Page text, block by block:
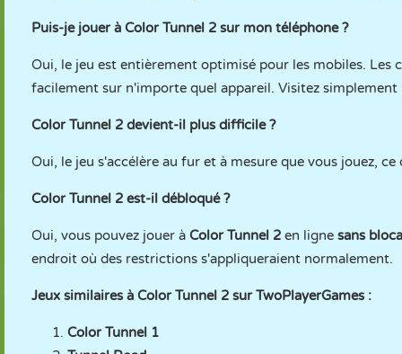
Puis-je jouer à Color Tunnel 2 sur mon téléphone ?
Oui, le jeu est entièrement optimisé pour les mobiles.
facilement sur n'importe quel appareil. Visitez
Color Tunnel 2 devient-il plus difficile ?
Oui, le jeu s'accélère au fur et à mesure que vous jouez,
Color Tunnel 2 est-il débloqué ?
Oui, vous pouvez jouer à Color Tunnel 2 en ligne sans
endroit où des restrictions s'appliqueraient normalement.
Jeux similaires à Color Tunnel 2 sur TwoPlayerGames :
Color Tunnel 1